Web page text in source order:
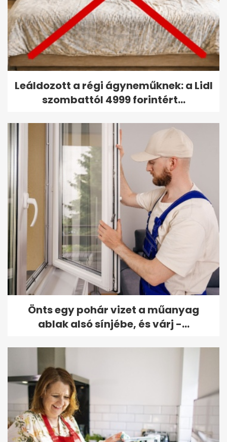
Leáldozott a régi ágyneműknek: a Lidl
szombattól 4999 forintért...
Önts egy pohár vizet a műanyag
ablak alsó sínjébe, és várj -...